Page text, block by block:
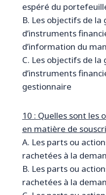
espéré du
B. Les objectifs de
d’instruments
d’information du
C. Les objectifs de
d’instruments
gestionnaire
10 : Quelles sont les
en matière de
A. Les parts ou
rachetées à la
B. Les parts ou
rachetées à la